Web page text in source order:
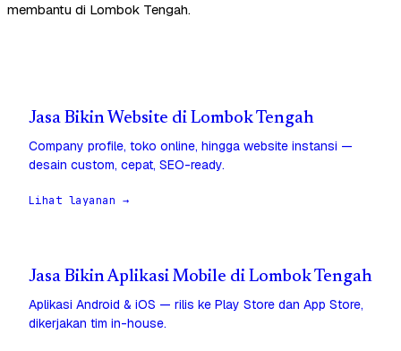
membantu di Lombok Tengah.
Jasa Bikin Website di Lombok Tengah
Company profile, toko online, hingga website instansi —
desain custom, cepat, SEO-ready.
Lihat layanan →
Jasa Bikin Aplikasi Mobile di Lombok Tengah
Aplikasi Android & iOS — rilis ke Play Store dan App Store,
dikerjakan tim in-house.